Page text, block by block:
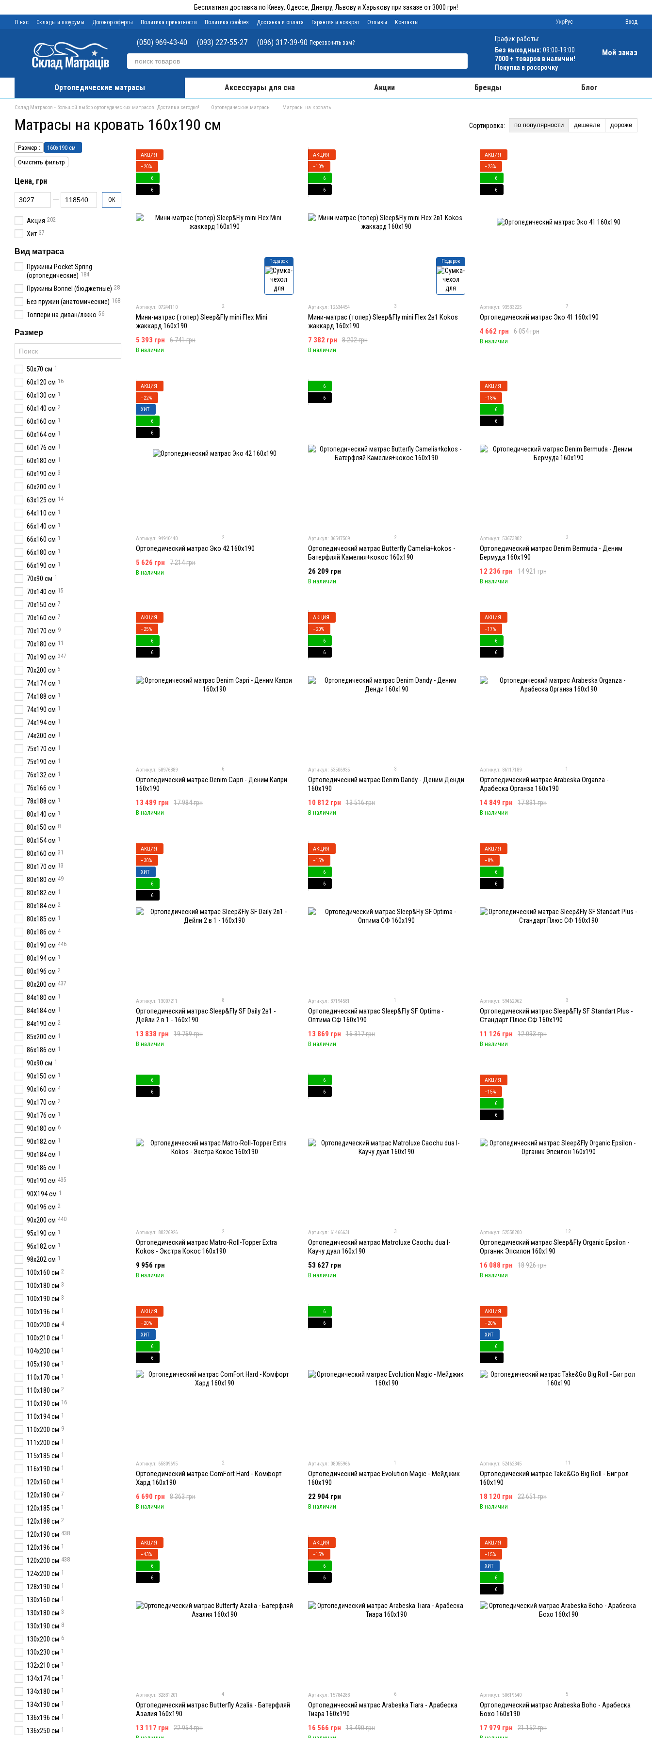
Бесплатная доставка по Киеву, Одессе, Днепру, Львову и Харькову при заказе от 3000 грн!
О нас Склады и шоурумы Договор оферты Политика приватности Политика cookies Доставка и оплата Гарантия и возврат Отзывы Контакты УкрРус Вход
(050) 969-43-40 (093) 227-55-27 (096) 317-39-90 Перезвонить вам?
График работы:
Без выходных: 09:00-19:00
7000 + товаров в наличии!
Покупка в россрочку
Мой заказ
Ортопедические матрасы Аксессуары для сна Акции Бренды Блог
Склад Матрасов - большой выбор ортопедических матрасов! Доставка сегодня! Ортопедические матрасы Матрасы на кровать
Матрасы на кровать 160x190 см Сортировка: по популярности дешевле дороже
Подарок
АКЦИЯ
−20%
6
6
Артикул: 07244110 2
Мини-матрас (топер) Sleep&Fly mini Flex Mini
жаккард 160x190
6 741 грн
5 393 грн
В наличии
Подарок
АКЦИЯ
−10%
6
6
Артикул: 12634454 3
Мини-матрас (топер) Sleep&Fly mini Flex 2в1 Kokos
жаккард 160x190
8 202 грн
7 382 грн
В наличии
АКЦИЯ
−23%
6
6
Артикул: 93533225 7
Ортопедический матрас Эко 41 160x190
6 054 грн
4 662 грн
В наличии
АКЦИЯ
−22%
ХИТ
6
6
Артикул: 94940440 2
Ортопедический матрас Эко 42 160x190
7 214 грн
5 626 грн
В наличии
6
6
Артикул: 06547509 2
Ортопедический матрас Butterfly Camelia+kokos -
Батерфляй Камелия+кокос 160x190
26 209 грн
В наличии
АКЦИЯ
−18%
6
6
Артикул: 53673802 3
Ортопедический матрас Denim Bermuda - Деним
Бермуда 160x190
14 921 грн
12 236 грн
В наличии
АКЦИЯ
−25%
6
6
Артикул: 58976889 6
Ортопедический матрас Denim Capri - Деним Капри
160x190
17 984 грн
13 489 грн
В наличии
АКЦИЯ
−20%
6
6
Артикул: 53506935 3
Ортопедический матрас Denim Dandy - Деним Денди
160x190
13 516 грн
10 812 грн
В наличии
АКЦИЯ
−17%
6
6
Артикул: 86117189 1
Ортопедический матрас Arabeska Organza -
Арабеска Органза 160x190
17 891 грн
14 849 грн
В наличии
АКЦИЯ
−30%
ХИТ
6
6
Артикул: 13007211 8
Ортопедический матрас Sleep&Fly SF Daily 2в1 -
Дейли 2 в 1 - 160x190
19 769 грн
13 838 грн
В наличии
АКЦИЯ
−15%
6
6
Артикул: 37194581 1
Ортопедический матрас Sleep&Fly SF Optima -
Оптима СФ 160x190
16 317 грн
13 869 грн
В наличии
АКЦИЯ
−8%
6
6
Артикул: 59462962 3
Ортопедический матрас Sleep&Fly SF Standart Plus -
Стандарт Плюс СФ 160x190
12 093 грн
11 126 грн
В наличии
6
6
Артикул: 80226926 2
Ортопедический матрас Matro-Roll-Topper Extra
Kokos - Экстра Кокос 160x190
9 956 грн
В наличии
6
6
Артикул: 61466631 3
Ортопедический матрас Matroluxe Caochu dua l-
Каучу дуал 160x190
53 627 грн
В наличии
АКЦИЯ
−15%
6
6
Артикул: 52558200 12
Ортопедический матрас Sleep&Fly Organic Epsilon -
Органик Эпсилон 160x190
18 926 грн
16 088 грн
В наличии
АКЦИЯ
−20%
ХИТ
6
6
Артикул: 65809695 2
Ортопедический матрас ComFort Hard - Комфорт
Хард 160x190
8 363 грн
6 690 грн
В наличии
6
6
Артикул: 08055966 1
Ортопедический матрас Evolution Magic - Мейджик
160x190
22 904 грн
В наличии
АКЦИЯ
−20%
ХИТ
6
6
Артикул: 52462345 11
Ортопедический матрас Take&Go Big Roll - Биг рол
160x190
22 651 грн
18 120 грн
В наличии
АКЦИЯ
−43%
6
6
Артикул: 32831201 4
Ортопедический матрас Butterfly Azalia - Батерфляй
Азалия 160x190
22 954 грн
13 117 грн
АКЦИЯ
−15%
6
6
Артикул: 15784283 6
Ортопедический матрас Arabeska Tiara - Арабеска
Тиара 160x190
19 490 грн
16 566 грн
АКЦИЯ
−15%
ХИТ
6
6
Артикул: 50619640 5
Ортопедический матрас Arabeska Boho - Арабеска
Бохо 160x190
21 152 грн
17 979 грн
Размер :
160x190 см
Очистить фильтр
Цена, грн
От Цена, грн
До Цена, грн OK
Акция 202
Хит 37
Вид матраса
Пружины Pocket Spring
(ортопедические) 184
Пружины Bonnel (бюджетные) 28
Без пружин (анатомические) 168
Топпери на диван/ліжко 56
Размер
50х70 см 1
60x120 см 16
60х130 см 1
60x140 см 2
60х160 см 1
60x164 см 1
60х176 см 1
60х180 см 1
60х190 см 3
60x200 см 1
63x125 см 14
64x110 см 1
66x140 см 1
66x160 см 1
66х180 см 1
66х190 см 1
70х90 см 1
70x140 см 15
70x150 см 7
70x160 см 7
70х170 см 9
70x180 см 11
70x190 см 347
70x200 см 5
74х174 см 1
74x188 см 1
74х190 см 1
74x194 см 1
74x200 см 1
75х170 см 1
75х190 см 1
76x132 см 1
76x166 см 1
78х188 см 1
80х140 см 1
80x150 см 8
80х154 см 1
80х160 см 31
80x170 см 13
80х180 см 49
80х182 см 1
80х184 см 2
80х185 см 1
80x186 см 4
80x190 см 446
80х194 см 1
80х196 см 2
80x200 см 437
84х180 см 1
84x184 см 1
84х190 см 2
85х200 см 1
86х186 см 1
90х90 см 1
90x150 см 1
90x160 см 4
90х170 см 2
90x176 см 1
90x180 см 6
90х182 см 1
90х184 см 1
90x186 см 1
90x190 см 435
90Х194 см 1
90х196 см 2
90x200 см 440
95х190 см 1
96х182 см 1
98x202 см 1
100x160 см 2
100х180 см 3
100х190 см 3
100х196 см 1
100х200 см 4
100х210 см 1
104x200 см 1
105х190 см 1
110x170 см 1
110х180 см 2
110x190 см 16
110х194 см 1
110х200 см 9
111x200 см 1
115x185 см 1
116x190 см 1
120х160 см 1
120x180 см 7
120x185 см 1
120x188 см 2
120x190 см 438
120х196 см 1
120x200 см 438
124x200 см 1
128x190 см 1
130х160 см 1
130x180 см 3
130х190 см 8
130x200 см 6
130х230 см 1
132х210 см 1
134х174 см 1
134х180 см 1
134x190 см 1
136х196 см 1
136x250 см 1